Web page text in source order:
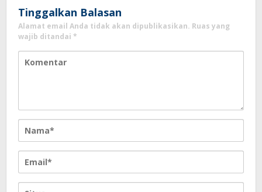
Tinggalkan Balasan
Alamat email Anda tidak akan dipublikasikan. Ruas yang
wajib ditandai *